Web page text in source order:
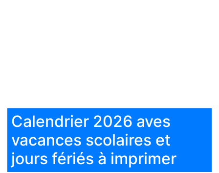
Calendrier 2026 aves
vacances scolaires et
jours fériés à imprimer